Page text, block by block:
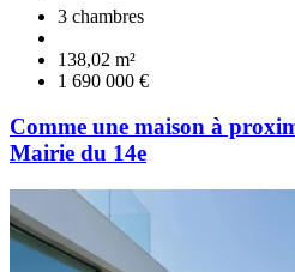
3 chambres
138,02 m²
1 690 000 €
Comme une maison à
Mairie du 14e